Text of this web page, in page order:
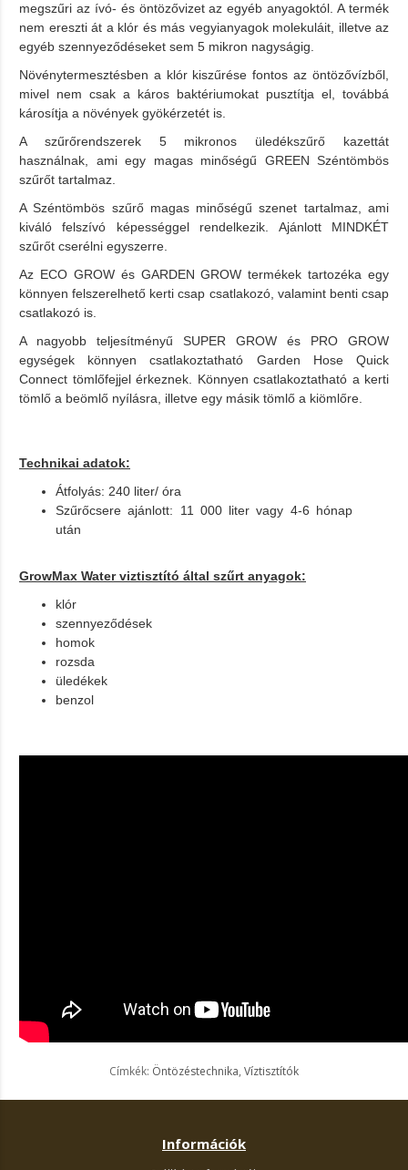
megszűri az ívó- és öntözővizet az egyéb anyagoktól. A termék
nem ereszti át a klór és más vegyianyagok molekuláit, illetve az
egyéb szennyeződéseket sem 5 mikron nagyságig.
Növénytermesztésben a klór kiszűrése fontos az öntözővízből,
mivel nem csak a káros baktériumokat pusztítja el, továbbá
károsítja a növények gyökérzetét is.
A szűrőrendszerek 5 mikronos üledékszűrő kazettát
használnak, ami egy magas minőségű GREEN Széntömbös
szűrőt tartalmaz.
A Széntömbös szűrő magas minőségű szenet tartalmaz, ami
kiváló felszívó képességgel rendelkezik. Ajánlott MINDKÉT
szűrőt cserélni egyszerre.
Az ECO GROW és GARDEN GROW termékek tartozéka egy
könnyen felszerelhető kerti csap csatlakozó, valamint benti csap
csatlakozó is.
A nagyobb teljesítményű SUPER GROW és PRO GROW
egységek könnyen csatlakoztatható Garden Hose Quick
Connect tömlőfejjel érkeznek. Könnyen csatlakoztatható a kerti
tömlő a beömlő nyílásra, illetve egy másik tömlő a kiömlőre.
Technikai adatok:
Átfolyás: 240 liter/ óra
Szűrőcsere ajánlott: 11 000 liter vagy 4-6 hónap
után
GrowMax Water viztisztító által szűrt anyagok:
klór
szennyeződések
homok
rozsda
üledékek
benzol
Címkék: Öntözéstechnika, Víztisztítók
Információk